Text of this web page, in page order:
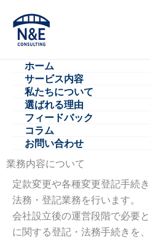
ホーム
サービス内容
私たちについて​
選ばれる理由​
フィードバック
コラム
お問い合わせ
業務内容について
定款変更や各種変更登記手続
法務・登記業務を行います。
会社設立後の運営段階で必要
に関する登記・法務手続きを